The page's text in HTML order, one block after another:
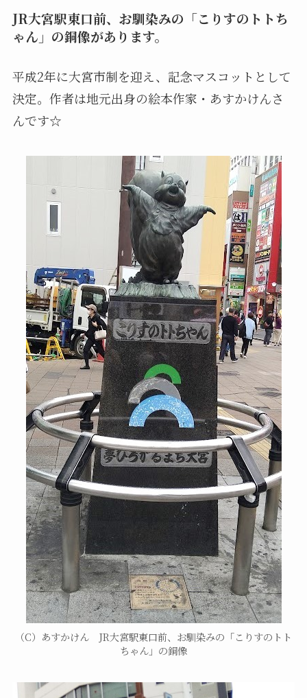
JR大宮駅東口前、お馴染みの「こりすのトトち
ゃん」の銅像があります。
平成2年に大宮市制を迎え、記念マスコットとして
決定。作者は地元出身の絵本作家・あすかけんさ
んです☆
（C）あすかけん JR大宮駅東口前、お馴染みの「こりすのトト
ちゃん」の銅像